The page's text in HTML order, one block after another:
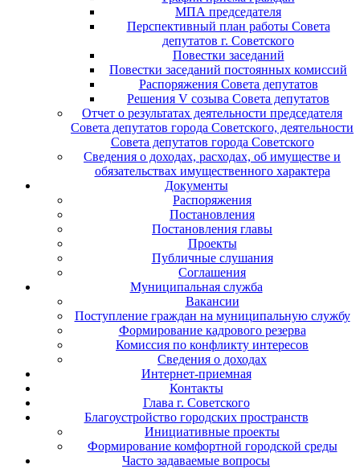
МПА председателя
Перспективный план работы Совета
депутатов г. Советского
Повестки заседаний
Повестки заседаний постоянных комиссий
Распоряжения Совета депутатов
Решения V созыва Совета депутатов
Отчет о результатах деятельности председателя
Совета депутатов города Советского, деятельности
Совета депутатов города Советского
Сведения о доходах, расходах, об имуществе и
обязательствах имущественного характера
Документы
Распоряжения
Постановления
Постановления главы
Проекты
Публичные слушания
Соглашения
Муниципальная служба
Вакансии
Поступление граждан на муниципальную службу
Формирование кадрового резерва
Комиссия по конфликту интересов
Сведения о доходах
Интернет-приемная
Контакты
Глава г. Советского
Благоустройство городских пространств
Инициативные проекты
Формирование комфортной городской среды
Часто задаваемые вопросы